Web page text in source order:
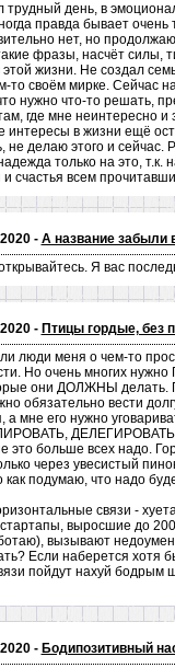
трудный день, в
правда бывает
нет, но
фразы, насчёт силы,
жизни. Не создал
то своём мирке. Сейчас
нужно что-то решать,
где мне неинтересно
интересы в жизни ещё
не делаю этого и сейчас.
только на это,
счастья всем
- А название забыли
Я вас
- Птицы гордые, без
люди меня о чем-то
Но очень многих
они ДОЛЖНЫ делать.
обязательно вести
а мне его нужно
это больше всех надо.
через увесистый
как подумаю, что надо
связи -
стартапы, выросшие до
вызывают
Если наберется
пойдут нахуй
- Бодипозитивный